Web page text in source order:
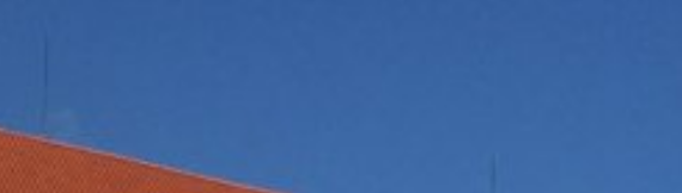
zodpovedajúcim nastavením Vášho prehliadačového softwaru;
v plnom rozsahu využívať všetky funkcie tejto webovej stránky. Okrem toho
cookie a ktoré sa vzťahujú na používanie tejto webovej stránky (vrátene Vašej
spoločnosťou Google takým spôsobom, že si stiahnete a nainštalujete
odkazom: